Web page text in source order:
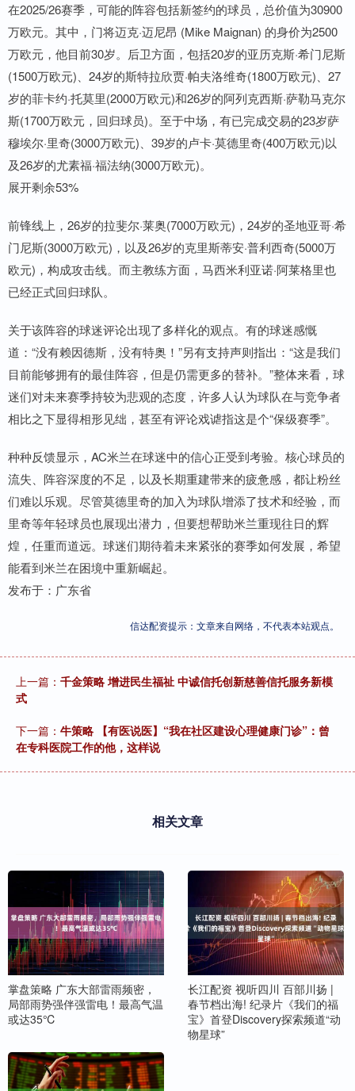
在2025/26赛季，可能的阵容包括新签约的球员，总价值为30900
万欧元。其中，门将迈克·迈尼昂 (Mike Maignan) 的身价为2500
万欧元，他目前30岁。后卫方面，包括20岁的亚历克斯·希门尼斯
(1500万欧元)、24岁的斯特拉欣贾·帕夫洛维奇(1800万欧元)、27
岁的菲卡约·托莫里(2000万欧元)和26岁的阿列克西斯·萨勒马克尔
斯(1700万欧元，回归球员)。至于中场，有已完成交易的23岁萨
穆埃尔·里奇(3000万欧元)、39岁的卢卡·莫德里奇(400万欧元)以
及26岁的尤素福·福法纳(3000万欧元)。
展开剩余53%
前锋线上，26岁的拉斐尔·莱奥(7000万欧元)，24岁的圣地亚哥·希
门尼斯(3000万欧元)，以及26岁的克里斯蒂安·普利西奇(5000万
欧元)，构成攻击线。而主教练方面，马西米利亚诺·阿莱格里也
已经正式回归球队。
关于该阵容的球迷评论出现了多样化的观点。有的球迷感慨
道：“没有赖因德斯，没有特奥！”另有支持声则指出：“这是我们
目前能够拥有的最佳阵容，但是仍需更多的替补。”整体来看，球
迷们对未来赛季持较为悲观的态度，许多人认为球队在与竞争者
相比之下显得相形见绌，甚至有评论戏谑指这是个“保级赛季”。
种种反馈显示，AC米兰在球迷中的信心正受到考验。核心球员的
流失、阵容深度的不足，以及长期重建带来的疲惫感，都让粉丝
们难以乐观。尽管莫德里奇的加入为球队增添了技术和经验，而
里奇等年轻球员也展现出潜力，但要想帮助米兰重现往日的辉
煌，任重而道远。球迷们期待着未来紧张的赛季如何发展，希望
能看到米兰在困境中重新崛起。
发布于：广东省
信达配资提示：文章来自网络，不代表本站观点。
上一篇： 千金策略 增进民生福祉 中诚信托创新慈善信托服务新模
式
下一篇： 牛策略 【有医说医】“我在社区建设心理健康门诊”：曾
在专科医院工作的他，这样说
相关文章
掌盘策略 广东大部雷雨频密，
局部雨势强伴强雷电！最高气温
或达35℃
长江配资 视听四川 百部川扬 |
春节档出海! 纪录片《我们的福
宝》首登Discovery探索频道“动
物星球”